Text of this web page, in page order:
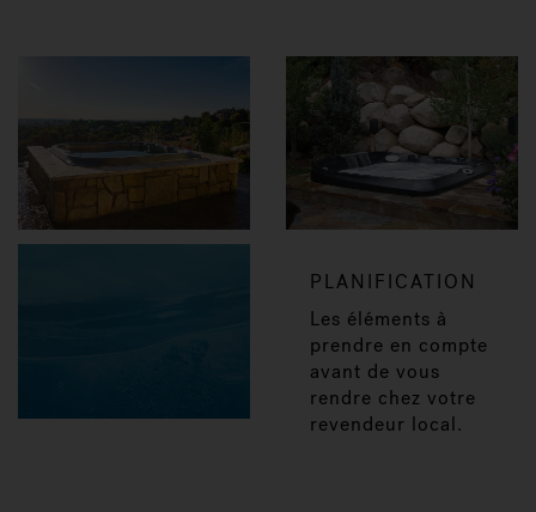
PLANIFICATION
Les éléments à
prendre en compte
avant de vous
rendre chez votre
revendeur local.